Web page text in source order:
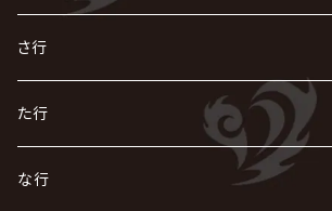
R指定
AIOLIN
い
IKUO
exist†trace
う
VIRGE / ヴァージュ
え
か
怪人二十面奏
Kαin
き
KISAKI
く
さ行
さ
ザアザア
し
た行
た
な行